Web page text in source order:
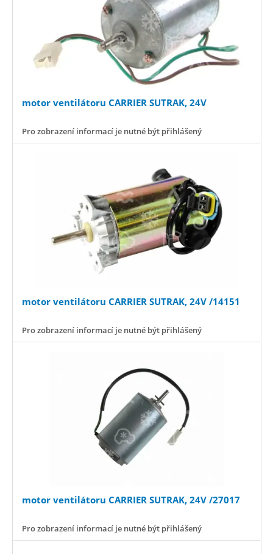
motor ventilátoru CARRIER SUTRAK, 24V
Pro zobrazení informací je nutné být přihlášený
motor ventilátoru CARRIER SUTRAK, 24V /14151
Pro zobrazení informací je nutné být přihlášený
motor ventilátoru CARRIER SUTRAK, 24V /27017
Pro zobrazení informací je nutné být přihlášený